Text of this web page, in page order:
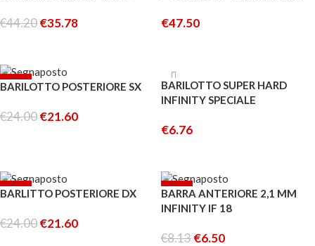
€44.20€35.78 €47.50
-10%
BARILOTTO POSTERIORE SX
€24.00€21.60
ESAURITO
BARILOTTO SUPER HARD
INFINITY SPECIALE
€6.76
-10%
BARLITTO POSTERIORE DX
€24.00€21.60
-20%
ESAURITO
BARRA ANTERIORE 2,1 MM
INFINITY IF 18
€8.13€6.50